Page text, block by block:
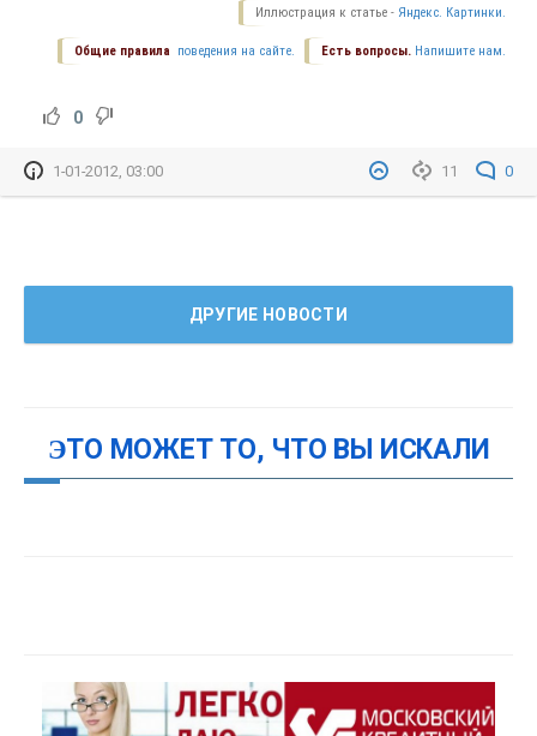
Иллюстрация к статье - Яндекс. Картинки.
Есть вопросы. Напишите нам.
Общие правила поведения на сайте.
0
11 0
1-01-2012, 03:00
ДРУГИЕ НОВОСТИ
ЭТО МОЖЕТ ТО, ЧТО ВЫ ИСКАЛИ